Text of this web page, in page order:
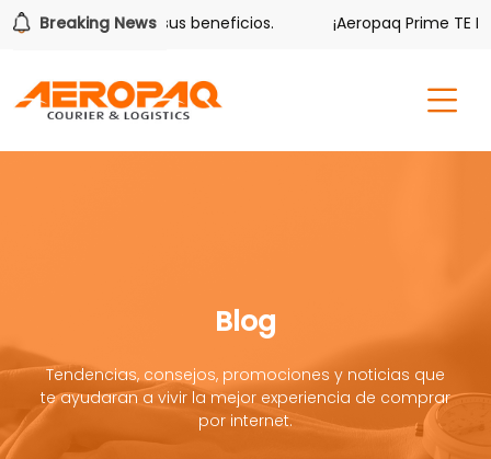
Breaking News
también tiene sus beneficios. ¡Aeropaq Prime TE DA
Blog
Tendencias, consejos, promociones y noticias que
te ayudaran a vivir la mejor experiencia de comprar
por internet.